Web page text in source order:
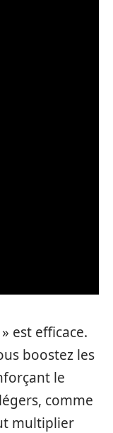
est efficace.
boostez les
le
comme
multiplier